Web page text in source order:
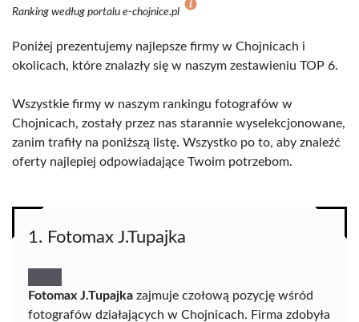
Ranking według portalu e-chojnice.pl
Poniżej prezentujemy najlepsze firmy w Chojnicach i
okolicach, które znalazły się w naszym zestawieniu TOP 6.
Wszystkie firmy w naszym rankingu fotografów w
Chojnicach, zostały przez nas starannie wyselekcjonowane,
zanim trafiły na poniższą listę. Wszystko po to, aby znaleźć
oferty najlepiej odpowiadające Twoim potrzebom.
1. Fotomax J.Tupajka
Fotomax J.Tupajka zajmuje czołową pozycję wśród
fotografów działających w Chojnicach. Firma zdobyła